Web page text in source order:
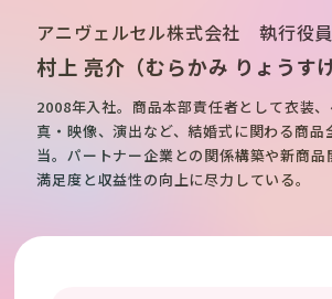
アニヴェルセル株式会社 執行役員
村上 亮介 （むらかみ りょうすけ
2008年入社。商品本部責任者として衣装
真・映像、演出など、結婚式に関わる商品
当。パートナー企業との関係構築や新商品
満足度と収益性の向上に尽力している。